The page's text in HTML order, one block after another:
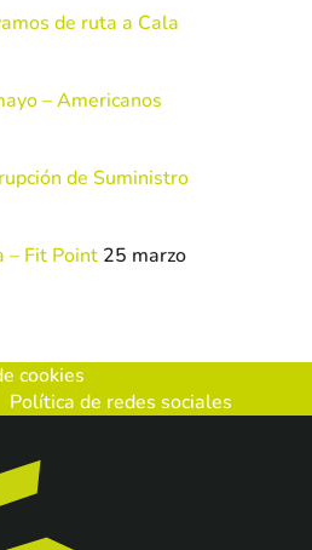
de ruta a Cala
– Americanos
de Suministro
– Fit Point 25 marzo
cookies
Política de redes sociales